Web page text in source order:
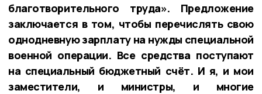
благотворительного труда». Предложение
заключается в том, чтобы перечислять свою
однодневную зарплату на нужды специальной
военной операции. Все средства поступают
на специальный бюджетный счёт. И я, и мои
заместители, и министры, и многие